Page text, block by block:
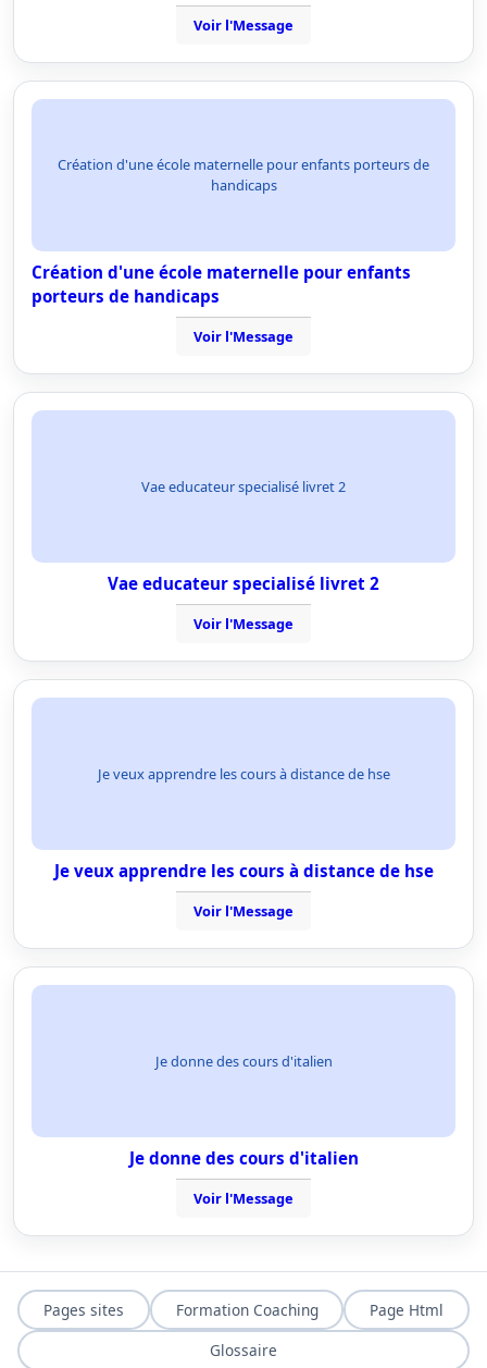
Voir l'Message
Création d'une école maternelle pour enfants porteurs de
handicaps
Création d'une école maternelle pour enfants
porteurs de handicaps
Voir l'Message
Vae educateur specialisé livret 2
Vae educateur specialisé livret 2
Voir l'Message
Je veux apprendre les cours à distance de hse
Je veux apprendre les cours à distance de hse
Voir l'Message
Je donne des cours d'italien
Je donne des cours d'italien
Voir l'Message
Pages sites Formation Coaching
Page Html
Glossaire